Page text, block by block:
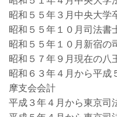
昭和５５年３月中央大学
昭和５５年１０月司法書
昭和５５年１０月新宿の
昭和５７年９月現在の八
昭和６３年４月から平成
摩支会会計
平成３年４月から東京司